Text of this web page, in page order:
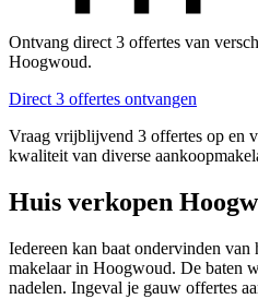
Ontvang direct 3 offertes van
Hoogwoud.
Direct 3 offertes ontvangen
Vraag vrijblijvend 3 offertes op en
kwaliteit van diverse
Huis verkopen
Iedereen kan baat ondervinden van
makelaar in Hoogwoud. De baten
nadelen. Ingeval je gauw offertes